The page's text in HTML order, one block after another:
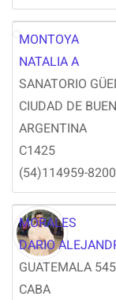
NM
MONTOYA
NATALIA A
SANATORIO
CIUDAD DE
ARGENTINA
C1425
(54)114959-8200
MORALES
DARIO
GUATEMALA
CABA